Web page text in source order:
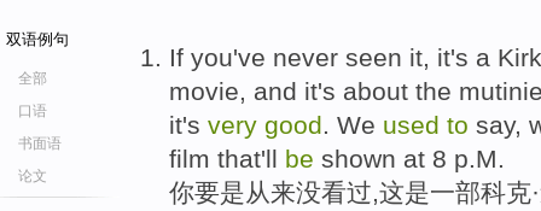
双语例句
全部
口语
书面语
论文
If you've never seen it, it's a
movie, and it's about the
it's very good. We used to say,
film that'll be shown at 8 p.M.
你要是从来没看过,这是一部科